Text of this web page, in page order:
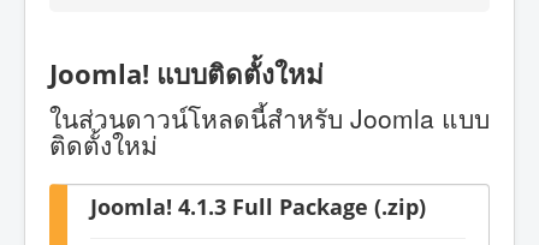
Joomla! แบบติดตั้งใหม่
ในส่วนดาวน์โหลดนี้สำหรับ Joomla แบบ
ติดตั้งใหม่
Joomla! 4.1.3 Full Package (.zip)